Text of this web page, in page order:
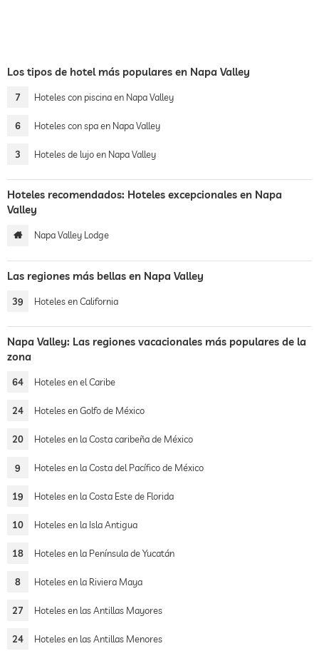
Los tipos de hotel más populares en Napa Valley
7 Hoteles con piscina en Napa Valley
6 Hoteles con spa en Napa Valley
3 Hoteles de lujo en Napa Valley
Hoteles recomendados: Hoteles excepcionales en Napa
Valley
Napa Valley Lodge
Las regiones más bellas en Napa Valley
39 Hoteles en California
Napa Valley: Las regiones vacacionales más populares de la
zona
64 Hoteles en el Caribe
24 Hoteles en Golfo de México
20 Hoteles en la Costa caribeña de México
9 Hoteles en la Costa del Pacífico de México
19 Hoteles en la Costa Este de Florida
10 Hoteles en la Isla Antigua
18 Hoteles en la Península de Yucatán
8 Hoteles en la Riviera Maya
27 Hoteles en las Antillas Mayores
24 Hoteles en las Antillas Menores